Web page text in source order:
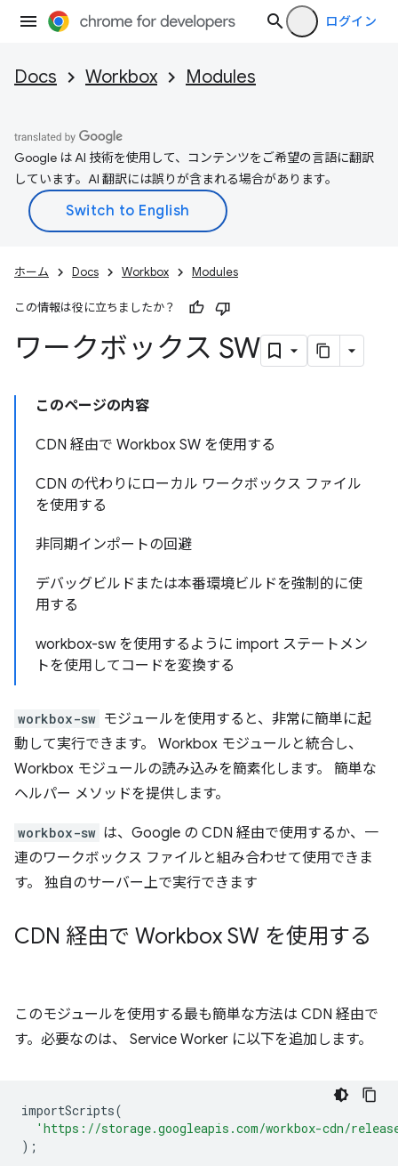
ログイン
Docs Workbox Modules
Google は AI 技術を使用して、コンテンツをご希望の言語に翻訳
しています。AI 翻訳には誤りが含まれる場合があります。
ホーム Docs Workbox Modules
この情報は役に立ちましたか？
ワークボックス SW
このページの内容
CDN 経由で Workbox SW を使用する
CDN の代わりにローカル ワークボックス ファイル
を使用する
非同期インポートの回避
デバッグビルドまたは本番環境ビルドを強制的に使
用する
workbox-sw を使用するように import ステートメン
トを使用してコードを変換する
workbox-sw モジュールを使用すると、非常に簡単に起
動して実行できます。 Workbox モジュールと統合し、
Workbox モジュールの読み込みを簡素化します。 簡単な
ヘルパー メソッドを提供します。
workbox-sw は、Google の CDN 経由で使用するか、一
連のワークボックス ファイルと組み合わせて使用できま
す。 独自のサーバー上で実行できます
CDN 経由で Workbox SW を使用する
このモジュールを使用する最も簡単な方法は CDN 経由で
す。必要なのは、 Service Worker に以下を追加します。
importScripts(
'https://storage.googleapis.com/workbox-cdn/
);